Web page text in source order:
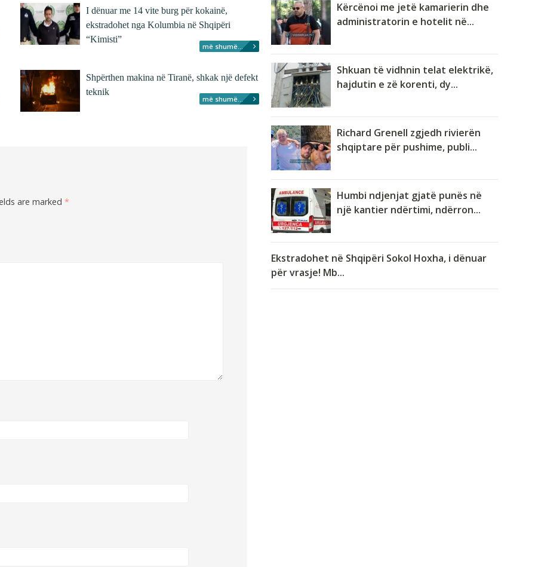
I dënuar me 14 vite burg për kokainë,
ekstradohet nga Kolumbia në Shqipëri
“Kimisti”
më shumë...
Shpërthen makina në Tiranë, shkak një defekt
teknik
më shumë...
are marked *
Kërcënoi me jetë kamarierin dhe
administratorin e hotelit në...
Shkuan të vidhnin telat elektrikë,
hajdutin e zë korenti, dy...
Richard Grenell zgjedh rivierën
shqiptare për pushime, publi...
Humbi ndjenjat gjatë punës në
një kantier ndërtimi, ndërron...
Ekstradohet në Shqipëri Sokol Hoxha, i dënuar
për vrasje! Mb...